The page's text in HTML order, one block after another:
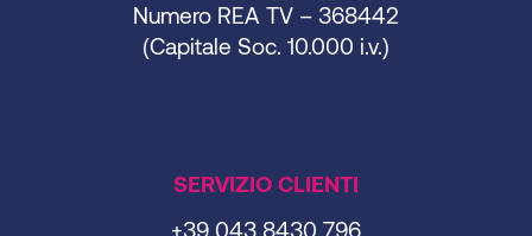
Numero REA TV – 368442
(Capitale Soc. 10.000 i.v.)
SERVIZIO CLIENTI
+39 043 8430 796